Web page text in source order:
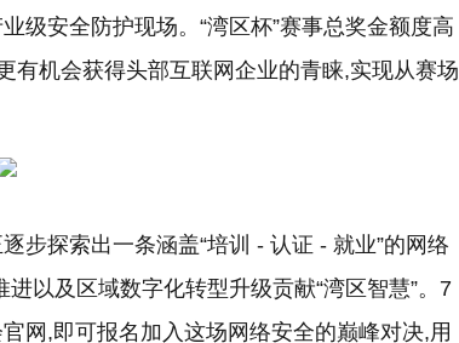
级安全防护现场。“湾区杯”赛事总奖金额度高
有机会获得头部互联网企业的青睐,实现从赛场
步探索出一条涵盖“培训 - 认证 - 就业”的网络
以及区域数字化转型升级贡献“湾区智慧”。7
网,即可报名加入这场网络安全的巅峰对决,用